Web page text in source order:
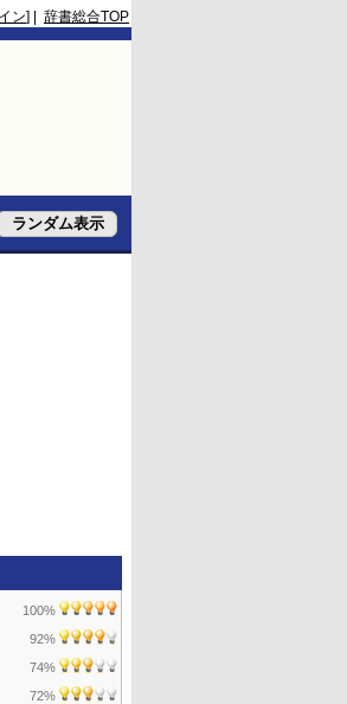
ン] | 辞書総合TOP
100%
92%
74%
72%